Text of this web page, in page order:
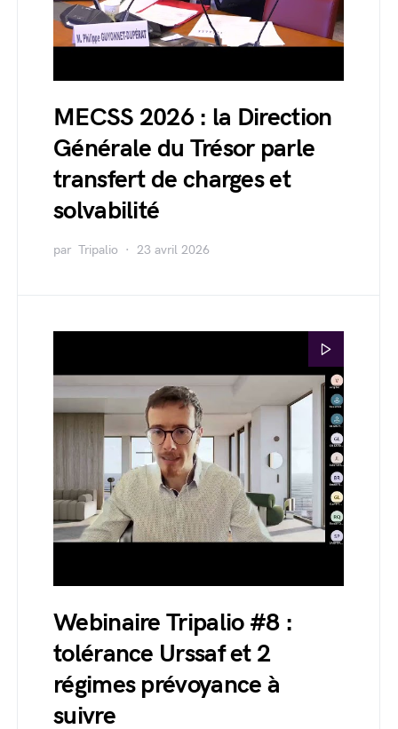
MECSS 2026 : la Direction
Générale du Trésor parle
transfert de charges et
solvabilité
par Tripalio 23 avril 2026
Webinaire Tripalio #8 :
tolérance Urssaf et 2
régimes prévoyance à
suivre